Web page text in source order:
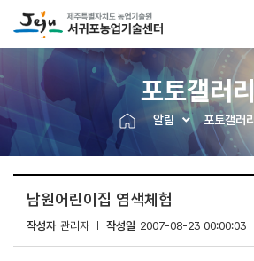
포토갤러리
알림 포토갤러리
남원어린이집 염색체험
작성자 관리자 작성일 2007-08-23 00:00:03